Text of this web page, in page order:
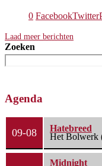
0 FacebookTwitter
Laad meer berichten
Zoeken
Agenda
09-08
Hatebreed
Het Bolwerk
Midnight